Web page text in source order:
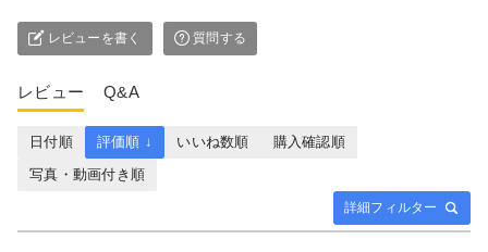
レビューを書く 質問する
レビュー Q&A
詳細フィルター
日付順 評価順 ↓ いいね数順
購入確認順
写真・動画付き順